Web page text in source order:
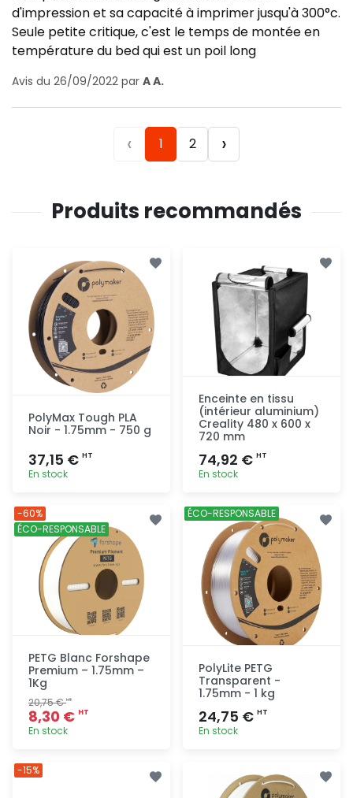
d'impression et sa capacité à imprimer jusqu'à 300°c.
Seule petite critique, c'est le temps de montée en
température du bed qui est un poil long
Avis du 26/09/2022 par A A.
‹ 1 2 ›
Produits recommandés
PolyMax Tough PLA
Noir - 1.75mm - 750 g
37,15 € HT
En stock
rapide
Enceinte en tissu
(intérieur aluminium)
Creality 480 x 600 x
720 mm
74,92 € HT
En stock
Ajout
rapide
PETG Blanc Forshape
Premium – 1.75mm –
1Kg
20,75 €HT
8,30 € HT
En stock
-60%
ÉCO-RESPONSABLE
PolyLite PETG
Transparent -
1.75mm - 1 kg
24,75 € HT
En stock
rapide
ÉCO-RESPONSABLE
-15%